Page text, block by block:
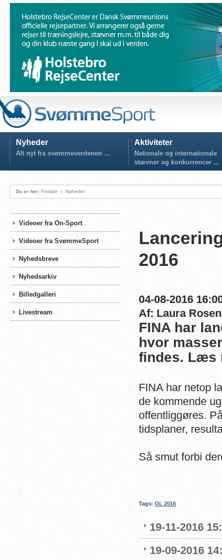
Nyheder
Alt nyt fra svømmeverdenen ...
Aktiviteter
Nationale og internationale
stævner og konkurrencer ...
Du er her: Forside | Nyheder
Videoer fra On-Sport
Videoer fra SvømmeSport
Nyhedsbreve
Nyhedsarkiv
Billedgalleri
Livestream
2016
04-08-2016
Af: Laura
FINA har
hvor
findes. Læs
FINA har netop
de kommende
offentliggøres.
tidsplaner,
Så smut forbi
Tags: OL 2016
19-11-2016
19-09-2016